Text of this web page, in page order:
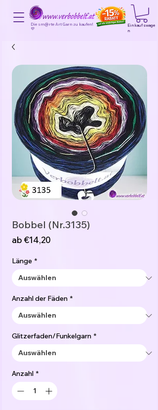
Die sm@rte Art Garn zu kaufen!
💜
Einkaufswage
n
Bobbel (Nr.3135)
ab €14,20
Länge *
Anzahl der Fäden *
Glitzerfaden/Funkelgarn *
Anzahl *